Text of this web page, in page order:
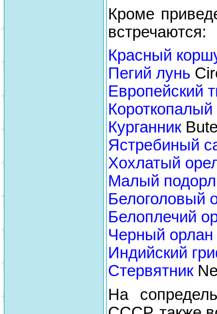
Кроме
встречаются:
Красный
Пегий лунь
Европейский
Короткопалый
Курганник
Ястребиный
Хохлатый
Малый
Белоголовый
Белоплечий
Черный орлан
Индийский
Стервятник
На